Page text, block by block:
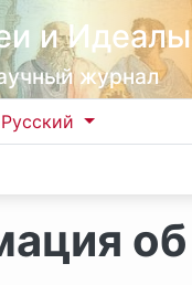
и Идеалы
журнал
Русский
об